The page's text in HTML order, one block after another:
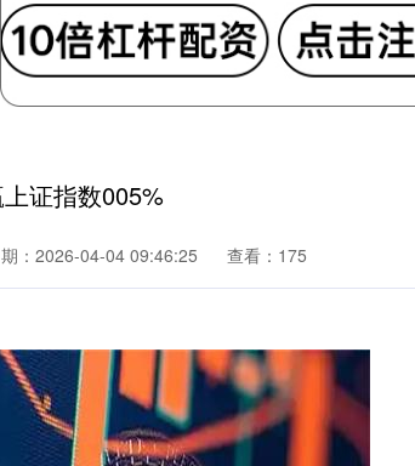
证指数005%
：2026-04-04 09:46:25 查看：175